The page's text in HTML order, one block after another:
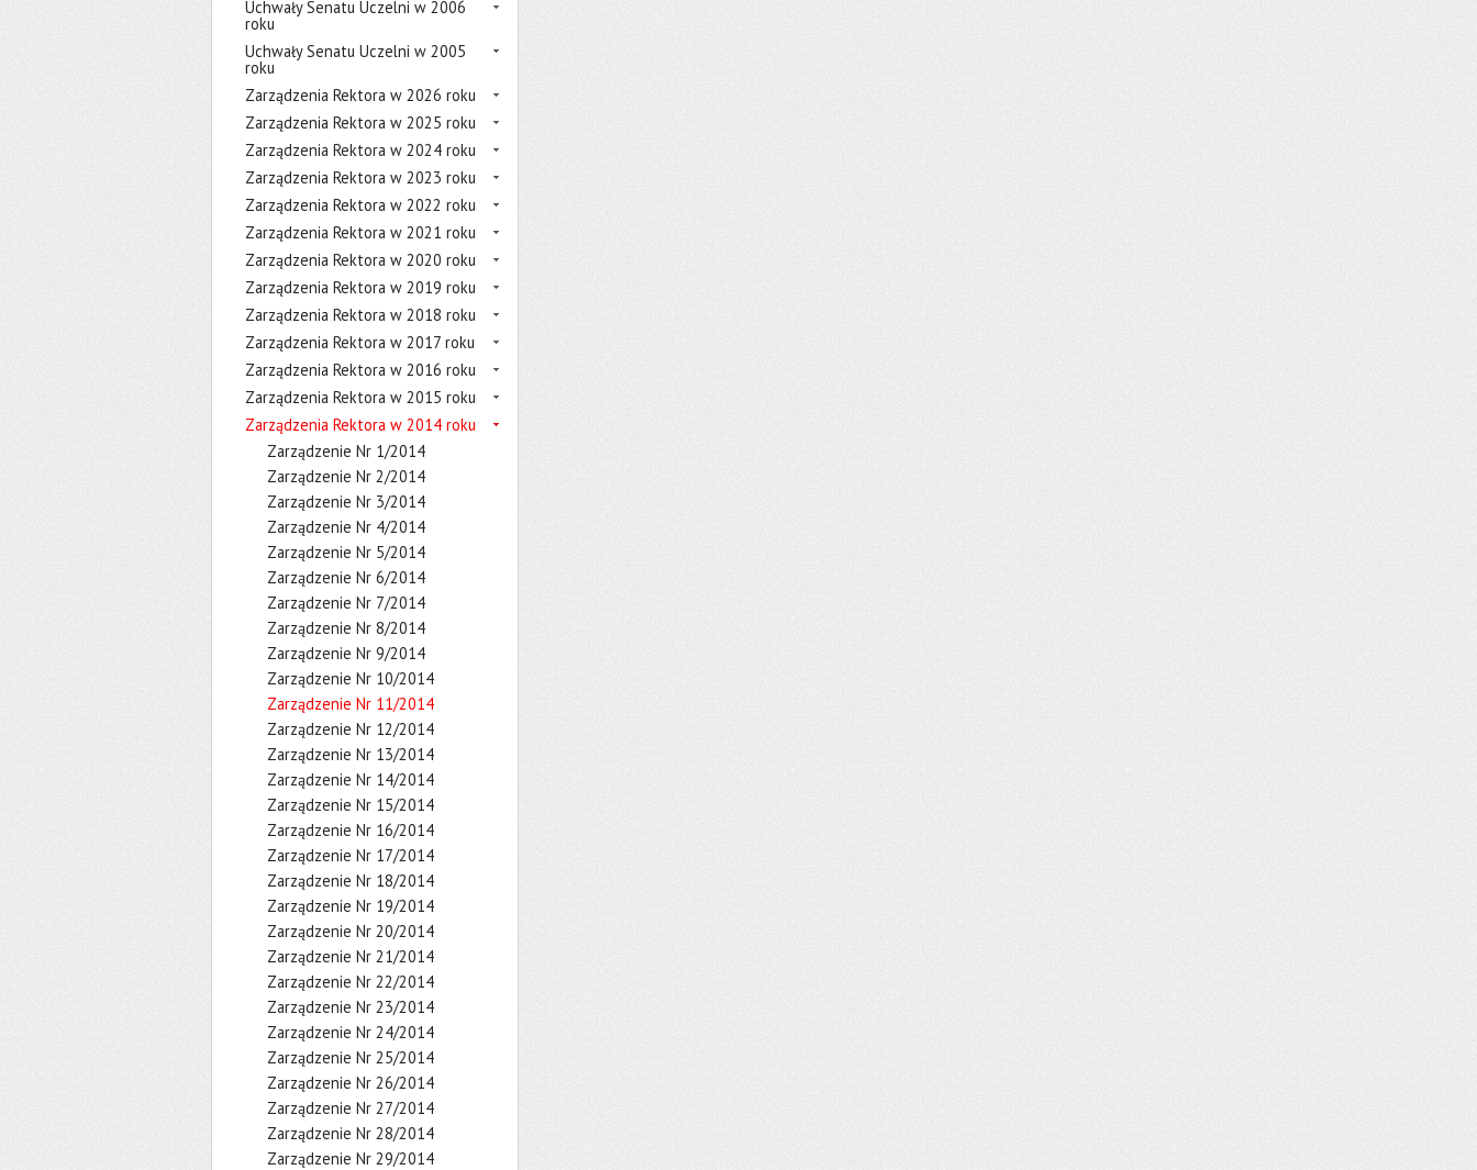
Uchwały Senatu Uczelni w 2006
roku
Uchwały Senatu Uczelni w 2005
roku
Zarządzenia Rektora w 2026 roku
Zarządzenia Rektora w 2025 roku
Zarządzenia Rektora w 2024 roku
Zarządzenia Rektora w 2023 roku
Zarządzenia Rektora w 2022 roku
Zarządzenia Rektora w 2021 roku
Zarządzenia Rektora w 2020 roku
Zarządzenia Rektora w 2019 roku
Zarządzenia Rektora w 2018 roku
Zarządzenia Rektora w 2017 roku
Zarządzenia Rektora w 2016 roku
Zarządzenia Rektora w 2015 roku
Zarządzenia Rektora w 2014 roku
Zarządzenie Nr 1/2014
Zarządzenie Nr 2/2014
Zarządzenie Nr 3/2014
Zarządzenie Nr 4/2014
Zarządzenie Nr 5/2014
Zarządzenie Nr 6/2014
Zarządzenie Nr 7/2014
Zarządzenie Nr 8/2014
Zarządzenie Nr 9/2014
Zarządzenie Nr 10/2014
Zarządzenie Nr 11/2014
Zarządzenie Nr 12/2014
Zarządzenie Nr 13/2014
Zarządzenie Nr 14/2014
Zarządzenie Nr 15/2014
Zarządzenie Nr 16/2014
Zarządzenie Nr 17/2014
Zarządzenie Nr 18/2014
Zarządzenie Nr 19/2014
Zarządzenie Nr 20/2014
Zarządzenie Nr 21/2014
Zarządzenie Nr 22/2014
Zarządzenie Nr 23/2014
Zarządzenie Nr 24/2014
Zarządzenie Nr 25/2014
Zarządzenie Nr 26/2014
Zarządzenie Nr 27/2014
Zarządzenie Nr 28/2014
Zarządzenie Nr 29/2014